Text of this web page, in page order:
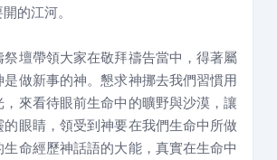
的江河。
壇帶領大家在敬拜禱告當中，得著屬
做新事的神。懇求神挪去我們習慣用
來看待眼前生命中的曠野與沙漠，讓
眼睛，領受到神要在我們生命中所做
命經歷神話語的大能，真實在生命中